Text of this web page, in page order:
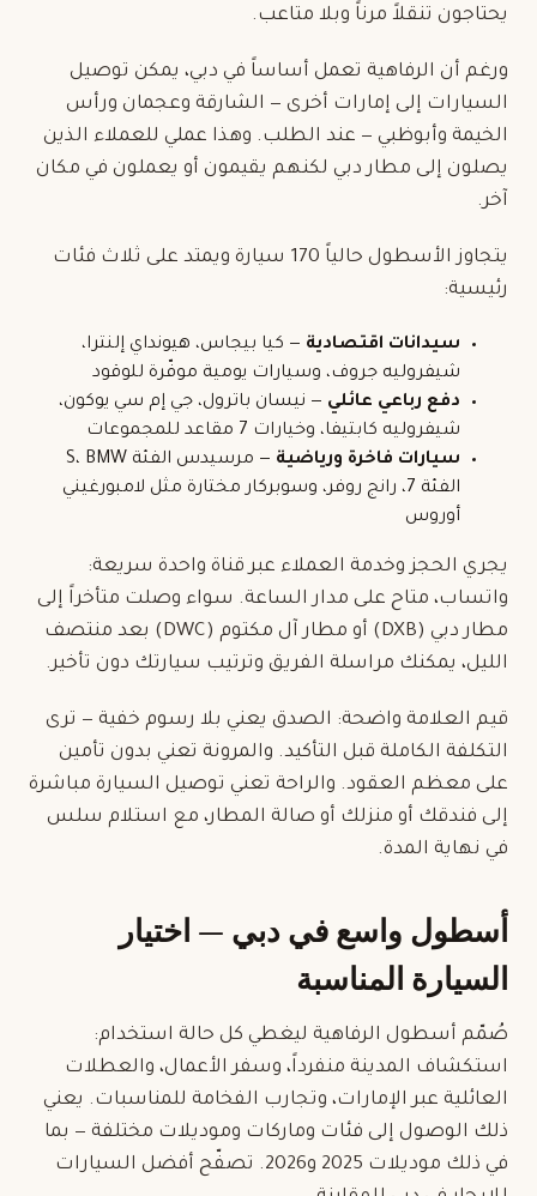
يحتاجون تنقلاً مرناً وبلا متاعب.
ورغم أن الرفاهية تعمل أساساً في دبي، يمكن توصيل
السيارات إلى إمارات أخرى — الشارقة وعجمان ورأس
الخيمة وأبوظبي — عند الطلب. وهذا عملي للعملاء الذين
يصلون إلى مطار دبي لكنهم يقيمون أو يعملون في مكان
آخر.
يتجاوز الأسطول حالياً 170 سيارة ويمتد على ثلاث فئات
رئيسية:
سيدانات اقتصادية — كيا بيجاس، هيونداي إلنترا،
شيفروليه جروف، وسيارات يومية موفّرة للوقود
دفع رباعي عائلي — نيسان باترول، جي إم سي يوكون،
شيفروليه كابتيفا، وخيارات 7 مقاعد
للمجموعات
سيارات فاخرة ورياضية
— مرسيدس الفئة S، BMW
الفئة 7، رانج روفر، وسوبركار مختارة مثل لامبورغيني
أوروس
يجري الحجز وخدمة العملاء عبر قناة واحدة سريعة:
واتساب، متاح على مدار الساعة. سواء وصلت متأخراً إلى
مطار دبي (DXB) أو مطار آل مكتوم (DWC) بعد منتصف
الليل، يمكنك مراسلة الفريق وترتيب سيارتك دون تأخير.
قيم العلامة واضحة: الصدق يعني بلا رسوم خفية — ترى
التكلفة الكاملة قبل التأكيد. والمرونة تعني بدون تأمين
على معظم العقود. والراحة تعني توصيل السيارة مباشرة
إلى فندقك أو منزلك أو صالة المطار، مع استلام سلس
في نهاية المدة.
أسطول واسع في دبي — اختيار
السيارة المناسبة
صُمّم أسطول الرفاهية ليغطي كل حالة استخدام:
استكشاف المدينة منفرداً، وسفر الأعمال، والعطلات
العائلية عبر الإمارات، وتجارب الفخامة للمناسبات. يعني
ذلك الوصول إلى فئات وماركات وموديلات مختلفة — بما
في ذلك موديلات 2025 و2026. تصفّح
أفضل السيارات